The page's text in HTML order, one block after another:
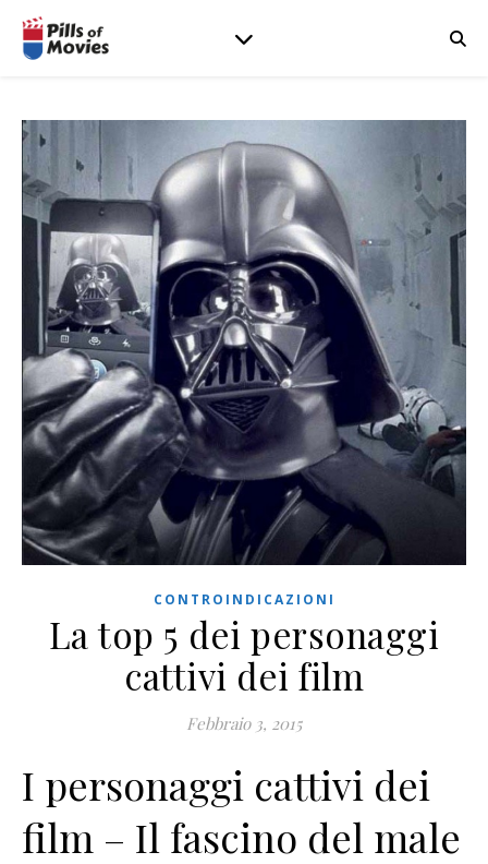
CONTROINDICAZIONI
La top 5 dei personaggi
cattivi dei film
Febbraio 3, 2015
I personaggi cattivi dei
film – Il fascino del male